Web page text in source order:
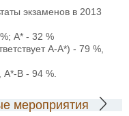
экзаменов в 2013
A* - 32 %
А-А*) - 79 %,
А*-В - 94 %.
мероприятия